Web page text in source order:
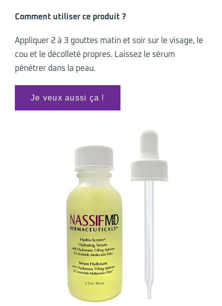
Comment utiliser ce produit ?
Appliquer 2 à 3 gouttes matin et soir sur le visage, le
cou et le décolleté propres. Laissez le sérum
pénétrer dans la peau.
Je veux aussi ça !